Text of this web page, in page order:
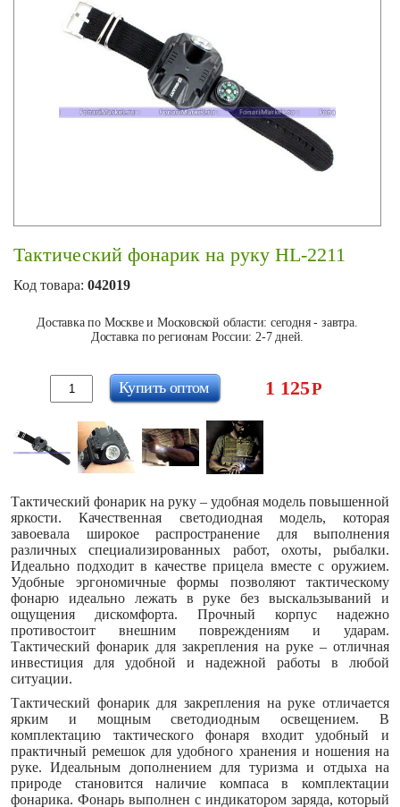
Тактический фонарик на руку HL-2211
Код товара: 042019
Доставка по Москве и Московской области: сегодня - завтра.
Доставка по регионам России: 2-7 дней.
1 125Р
Купить оптом
Тактический фонарик на руку – удобная модель повышенной
яркости. Качественная светодиодная модель, которая
завоевала широкое распространение для выполнения
различных специализированных работ, охоты, рыбалки.
Идеально подходит в качестве прицела вместе с оружием.
Удобные эргономичные формы позволяют тактическому
фонарю идеально лежать в руке без выскальзываний и
ощущения дискомфорта. Прочный корпус надежно
противостоит внешним повреждениям и ударам.
Тактический фонарик для закрепления на руке – отличная
инвестиция для удобной и надежной работы в любой
ситуации.
Тактический фонарик для закрепления на руке отличается
ярким и мощным светодиодным освещением. В
комплектацию тактического фонаря входит удобный и
практичный ремешок для удобного хранения и ношения на
руке. Идеальным дополнением для туризма и отдыха на
природе становится наличие компаса в комплектации
фонарика. Фонарь выполнен с индикатором заряда, который